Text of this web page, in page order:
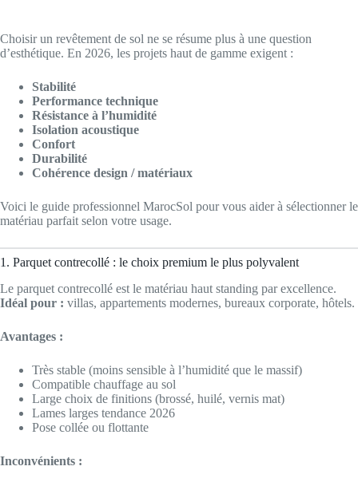
Choisir un revêtement de sol ne se résume plus à une question
d’esthétique. En 2026, les projets haut de gamme exigent :
Stabilité
Performance technique
Résistance à l’humidité
Isolation acoustique
Confort
Durabilité
Cohérence design / matériaux
Voici le guide professionnel MarocSol pour vous aider à sélectionner le
matériau parfait selon votre usage.
1. Parquet contrecollé : le choix premium le plus polyvalent
Le parquet contrecollé est le matériau haut standing par excellence.
Idéal pour : villas, appartements modernes, bureaux corporate, hôtels.
Avantages :
Très stable (moins sensible à l’humidité que le massif)
Compatible chauffage au sol
Large choix de finitions (brossé, huilé, vernis mat)
Lames larges tendance 2026
Pose collée ou flottante
Inconvénients :